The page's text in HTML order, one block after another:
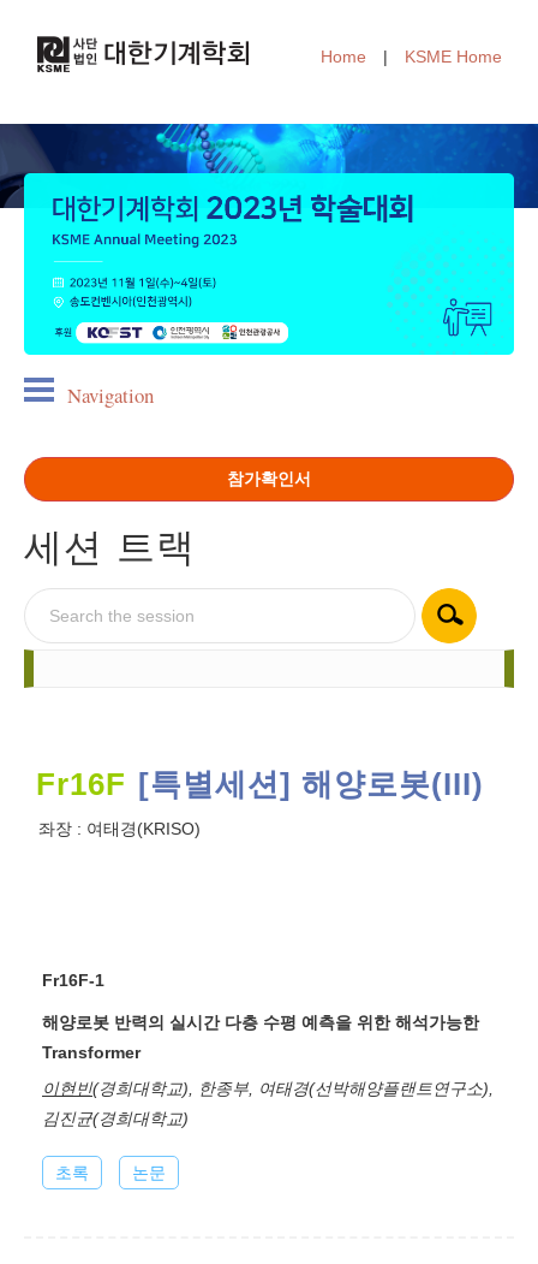
Home | KSME Home
Navigation
참가확인서
세션 트랙
Fr16F [특별세션] 해양로봇(III)
좌장 : 여태경(KRISO)
Fr16F-1
해양로봇 반력의 실시간 다층 수평 예측을 위한 해석가능한
Transformer
이현빈(경희대학교), 한종부, 여태경(선박해양플랜트연구소),
김진균(경희대학교)
초록 논문